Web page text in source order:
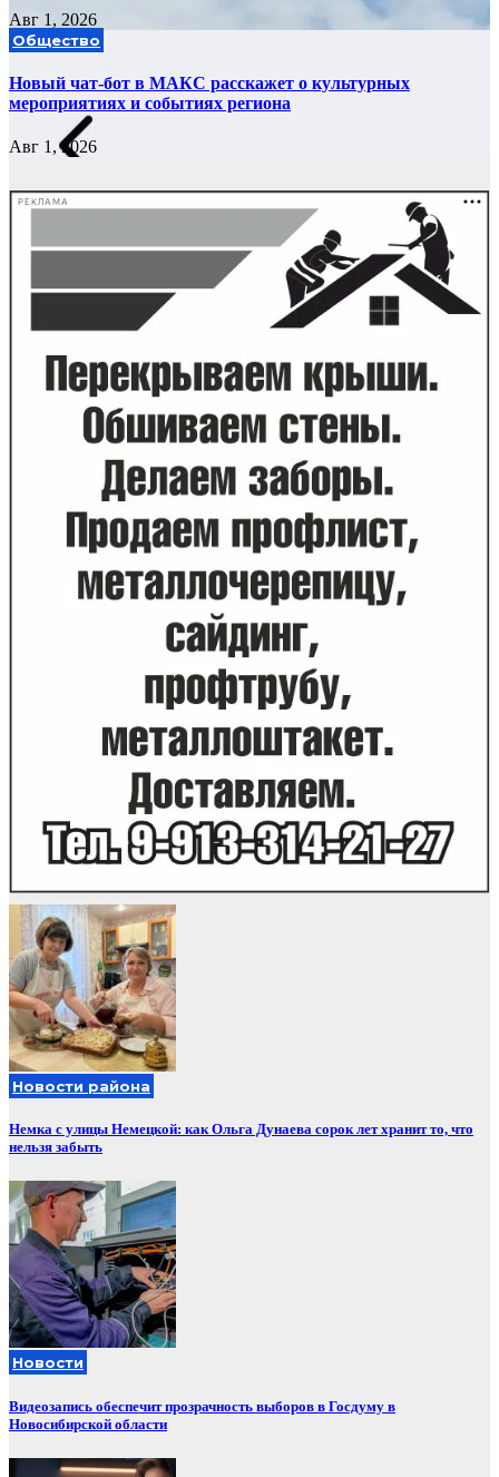
Авг 1, 2026
Общество
Новый чат-бот в МАКС расскажет о культурных
мероприятиях и событиях региона
Авг 1, 2026
РЕКЛАМА
Новости района
Немка с улицы Немецкой: как Ольга Дунаева сорок лет хранит то, что
нельзя забыть
Новости
Видеозапись обеспечит прозрачность выборов в Госдуму в
Новосибирской области